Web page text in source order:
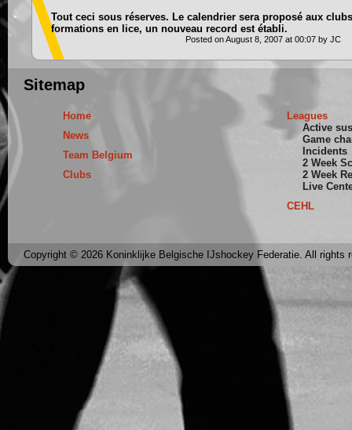
Tout ceci sous réserves. Le calendrier sera proposé aux
formations en lice, un nouveau record est établi.
Posted on August 8, 2007 at 00:07 by JC
Sitemap
Home
News
Team Belgium
Clubs
Leagues
Active
Game
Incidents
2 Week
2 Week
Live
CEHL
Copyright © 2026 Koninklijke Belgische IJshockey Federatie. All rights